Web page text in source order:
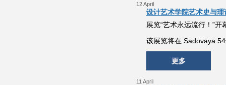
12 April
设计艺术学院艺术史与
展览“艺术永远流行！”
该展览将在 Sadovaya
更多
11 April